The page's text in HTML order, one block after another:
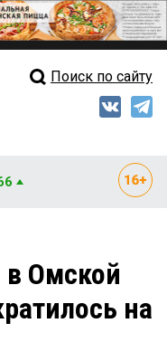
Свежий выпуск
Рейтинги
Поиск по сайту
в Омской
на